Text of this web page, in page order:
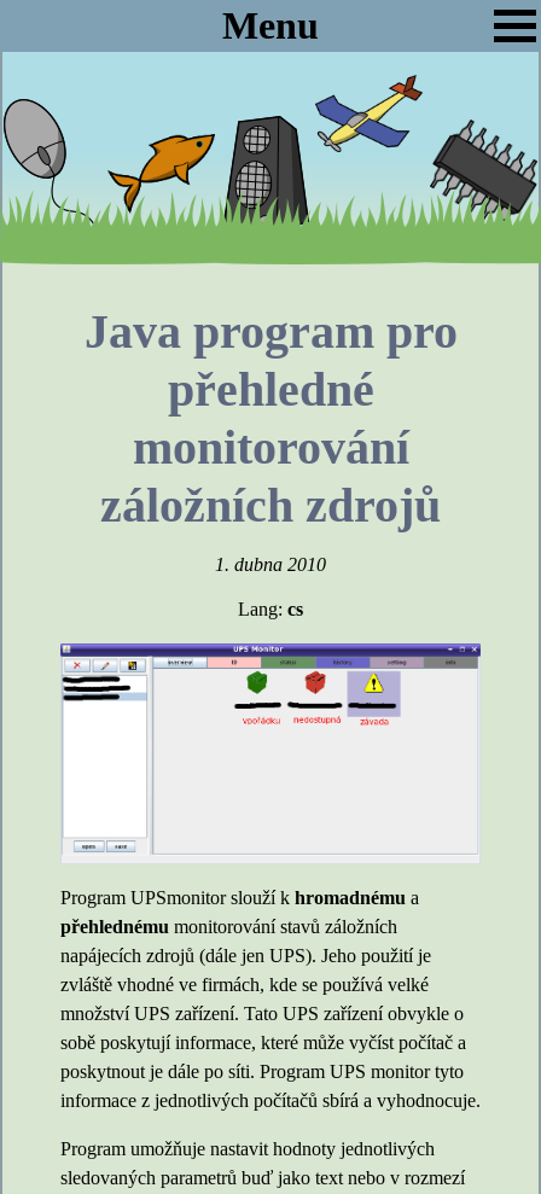
Menu
Java program pro
přehledné
monitorování
záložních zdrojů
1. dubna 2010
Lang: cs
Program UPSmonitor slouží k hromadnému a
přehlednému monitorování stavů záložních
napájecích zdrojů (dále jen UPS). Jeho použití je
zvláště vhodné ve firmách, kde se používá velké
množství UPS zařízení. Tato UPS zařízení obvykle o
sobě poskytují informace, které může vyčíst počítač a
poskytnout je dále po síti. Program UPS monitor tyto
informace z jednotlivých počítačů sbírá a vyhodnocuje.
Program umožňuje nastavit hodnoty jednotlivých
sledovaných parametrů buď jako text nebo v rozmezí